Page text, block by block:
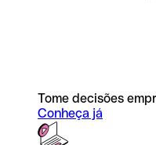
Tome decisões
Conheça já